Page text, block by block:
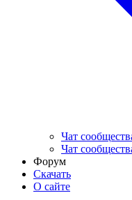
Чат
Чат
Форум
Скачать
О сайте